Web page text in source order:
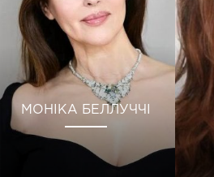
МОНІКА БЕЛЛУЧЧІ